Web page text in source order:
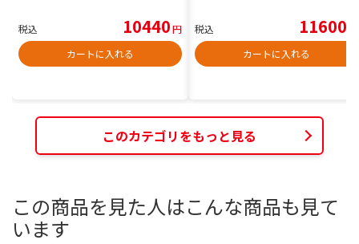
税込 10440円
カートに入れる
税込 11600
カートに入れる
このカテゴリをもっと見る
この商品を見た人はこんな商品も見て
います